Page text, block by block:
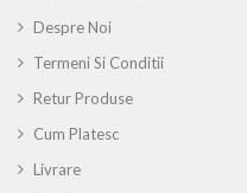
Despre Noi
Termeni Si Conditii
Retur Produse
Cum Platesc
Livrare